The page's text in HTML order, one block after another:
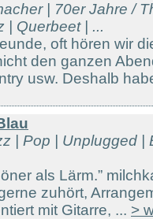
| 70er Jahre /
| Querbeet | ...
oft hören wir
den ganzen
usw. Deshalb
| Pop | Unplugged |
als Lärm.”
zuhört,
mit Gitarre, ... >